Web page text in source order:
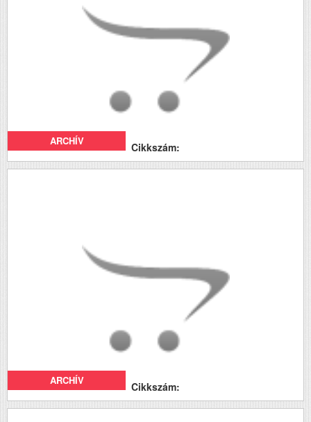
Cikkszám:
ARCHÍV
Cikkszám:
ARCHÍV